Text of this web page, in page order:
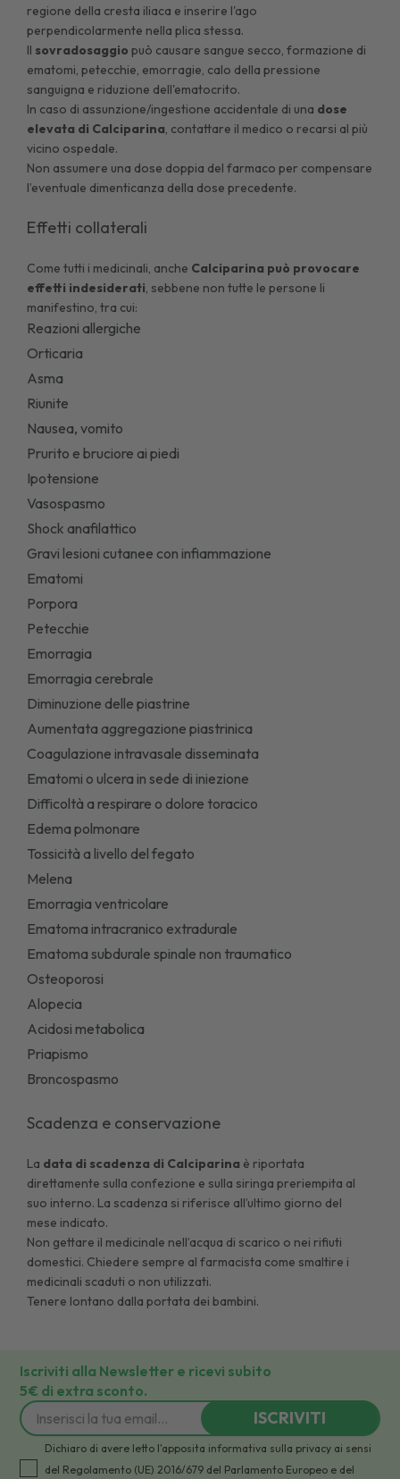
regione della cresta iliaca e inserire l'ago
perpendicolarmente nella plica stessa.
Il sovradosaggio può causare sangue secco, formazione di
ematomi, petecchie, emorragie, calo della pressione
sanguigna e riduzione dell'ematocrito.
In caso di assunzione/ingestione accidentale di una dose
elevata di Calciparina, contattare il medico o recarsi al più
vicino ospedale.
Non assumere una dose doppia del farmaco per compensare
l’eventuale dimenticanza della dose precedente.
Effetti collaterali
Come tutti i medicinali, anche Calciparina può provocare
effetti indesiderati, sebbene non tutte le persone li
manifestino, tra cui:
Reazioni allergiche
Orticaria
Asma
Riunite
Nausea, vomito
Prurito e bruciore ai piedi
Ipotensione
Vasospasmo
Shock anafilattico
Gravi lesioni cutanee con infiammazione
Ematomi
Porpora
Petecchie
Emorragia
Emorragia cerebrale
Diminuzione delle piastrine
Aumentata aggregazione piastrinica
Coagulazione intravasale disseminata
Ematomi o ulcera in sede di iniezione
Difficoltà a respirare o dolore toracico
Edema polmonare
Tossicità a livello del fegato
Melena
Emorragia ventricolare
Ematoma intracranico extradurale
Ematoma subdurale spinale non traumatico
Osteoporosi
Alopecia
Acidosi metabolica
Priapismo
Broncospasmo
Scadenza e conservazione
La data di scadenza di Calciparina è riportata
direttamente sulla confezione e sulla siringa preriempita al
suo interno. La scadenza si riferisce all’ultimo giorno del
mese indicato.
Non gettare il medicinale nell’acqua di scarico o nei rifiuti
domestici. Chiedere sempre al farmacista come smaltire i
medicinali scaduti o non utilizzati.
Tenere lontano dalla portata dei bambini.
Iscriviti alla Newsletter e ricevi subito
5€ di extra sconto.
ISCRIVITI
Dichiaro di avere letto l'apposita informativa sulla privacy ai sensi
del Regolamento (UE) 2016/679 del Parlamento Europeo e del